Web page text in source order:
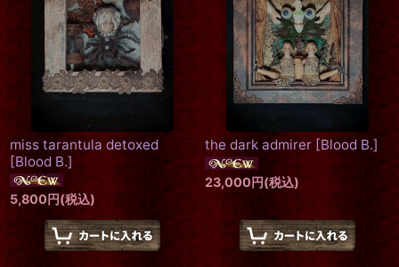
miss tarantula detoxed
[Blood B.]
5,800円(税込)
the dark admirer [Blood B.]
23,000円(税込)